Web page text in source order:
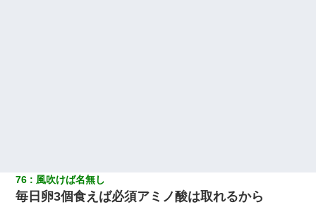
76 風吹けば名無し
毎日卵3個食えば必須アミノ酸は取れるから